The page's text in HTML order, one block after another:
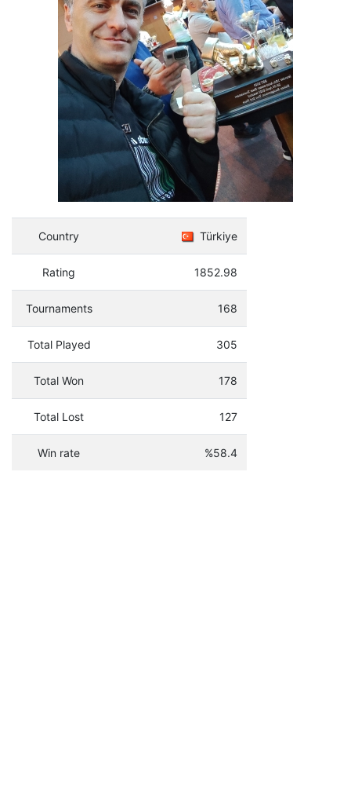
Country Türkiye
Rating 1852.98
Tournaments 168
Total Played 305
Total Won 178
Total Lost 127
Win rate %58.4